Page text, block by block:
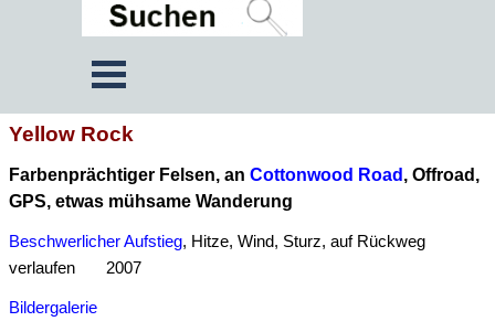
Yellow Rock
Farbenprächtiger Felsen, an Cottonwood Road , Offroad,
GPS, etwas mühsame Wanderung
Beschwerlicher Aufstieg, Hitze, Wind, Sturz, auf Rückweg
verlaufen 2007
Bildergalerie